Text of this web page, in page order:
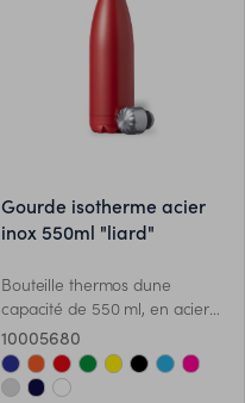
gourde isotherme acier
inox 550ml "liard"
Bouteille thermos dune
capacité de 550 ml, en acier
inoxydable à double paroi.
Avec bouchon à vis, sans BPA
et disponible dans une large
10005680